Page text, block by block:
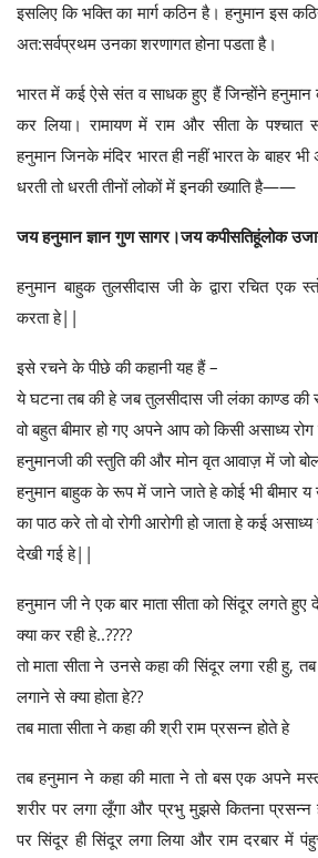
इसलिए कि भक्ति का मार्ग कठिन है। हनुमान इस
अत:सर्वप्रथम उनका शरणागत होना पडता है।
भारत में कई ऐसे संत व साधक हुए हैं जिन्होंने हनुमान
कर लिया। रामायण में राम और सीता के पश्चात
हनुमान जिनके मंदिर भारत ही नहीं भारत के बाहर भी
धरती तो धरती तीनों लोकों में इनकी ख्याति है——
जय हनुमान ज्ञान गुण सागर।जय कपीसतिहूंलोक
हनुमान बाहुक तुलसीदास जी के द्वारा रचित एक
करता हे||
इसे रचने के पीछे की कहानी यह हैं –
ये घटना तब की हे जब तुलसीदास जी लंका काण्ड
वो बहुत बीमार हो गए अपने आप को किसी असाध्य
हनुमानजी की स्तुति की और मोन वृत आवाज़ में जो
हनुमान बाहुक के रूप में जाने जाते हे कोई भी बीमार य
का पाठ करे तो वो रोगी आरोगी हो जाता हे कई असाध्य
देखी गई हे||
हनुमान जी ने एक बार माता सीता को सिंदूर लगते
क्या कर रही हे..????
तो माता सीता ने उनसे कहा की सिंदूर लगा रही हु,
लगाने से क्या होता हे??
तब माता सीता ने कहा की श्री राम प्रसन्न होते हे
तब हनुमान ने कहा की माता ने तो बस एक अपने
शरीर पर लगा लूँगा और प्रभु मुझसे कितना प्रसन्न
पर सिंदूर ही सिंदूर लगा लिया और राम दरबार में